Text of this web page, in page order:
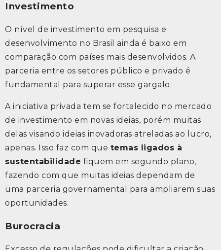
Investimento
O nível de investimento em pesquisa e
desenvolvimento no Brasil ainda é baixo em
comparação com países mais desenvolvidos. A
parceria entre os setores público e privado é
fundamental para superar esse gargalo.
A iniciativa privada tem se fortalecido no mercado
de investimento em novas ideias, porém muitas
delas visando ideias inovadoras atreladas ao lucro,
apenas. Isso faz com que temas ligados à
sustentabilidade fiquem em segundo plano,
fazendo com que muitas ideias dependam de
uma parceria governamental para ampliarem suas
oportunidades.
Burocracia